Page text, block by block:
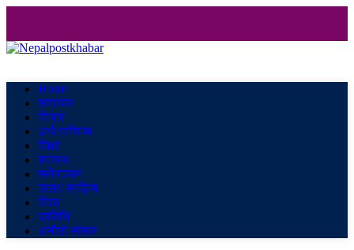
Home
समाचार
विचार
अर्थ/वाणिज्य
शिक्षा
स्वास्थ
मनाेरञ्जन
कला/ साहित्य
विश्व
प्रविधि
अनौठो संसार